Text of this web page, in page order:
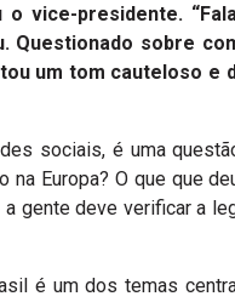
vice-presidente.
sobre
um tom cauteloso
sociais, é uma
na Europa? O que que
gente deve verificar a
é um dos temas